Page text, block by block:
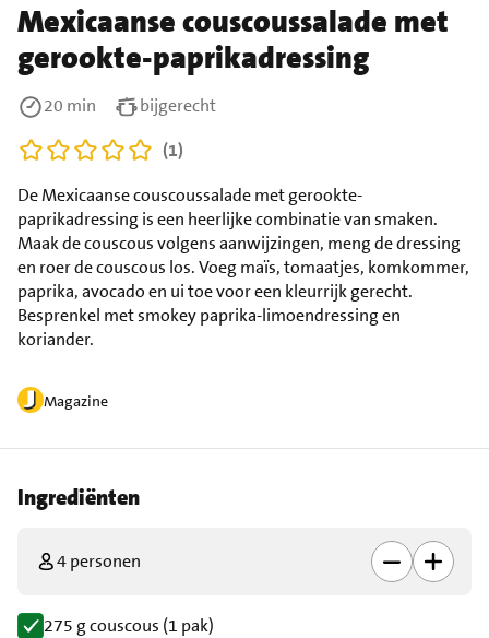
Mexicaanse couscoussalade met
gerookte-paprikadressing
Magazine
De Mexicaanse couscoussalade met gerookte-
paprikadressing is een heerlijke combinatie van smaken.
Maak de couscous volgens aanwijzingen, meng de dressing
en roer de couscous los. Voeg maïs, tomaatjes, komkommer,
paprika, avocado en ui toe voor een kleurrijk gerecht.
Besprenkel met smokey paprika-limoendressing en
koriander.
20 min
bijgerecht
(1)
Ingrediënten
4 personen
275 g couscous (1 pak)